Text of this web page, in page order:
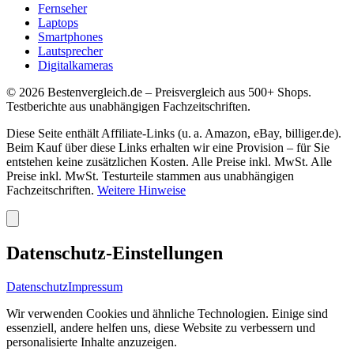
Fernseher
Laptops
Smartphones
Lautsprecher
Digitalkameras
© 2026 Bestenvergleich.de – Preisvergleich aus 500+ Shops.
Testberichte aus unabhängigen Fachzeitschriften.
Diese Seite enthält Affiliate-Links (u. a. Amazon, eBay, billiger.de).
Beim Kauf über diese Links erhalten wir eine Provision – für Sie
entstehen keine zusätzlichen Kosten. Alle Preise inkl. MwSt. Alle
Preise inkl. MwSt. Testurteile stammen aus unabhängigen
Fachzeitschriften. Weitere Hinweise
Datenschutz-Einstellungen
DatenschutzImpressum
Wir verwenden Cookies und ähnliche Technologien. Einige sind
essenziell, andere helfen uns, diese Website zu verbessern und
personalisierte Inhalte anzuzeigen.